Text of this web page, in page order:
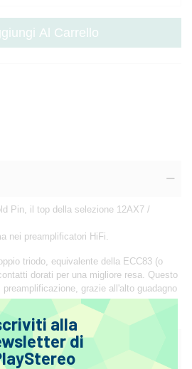
Al Carrello
Pin, il top della selezione 12AX7 /
nei preamplificatori HiFi.
triodo, equivalente della ECC83 (o
dorati per una migliore resa. Questo
grazie all'alto guadagno
alla
di